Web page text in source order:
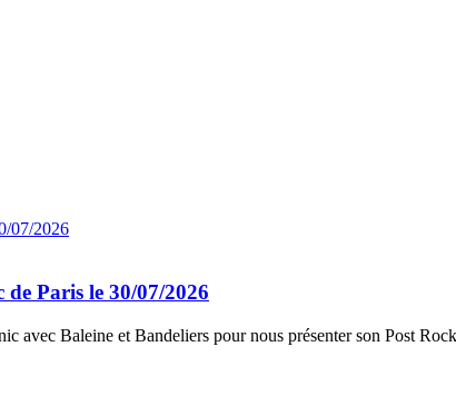
Paris le 30/07/2026
avec Baleine et Bandeliers pour nous présenter son Post